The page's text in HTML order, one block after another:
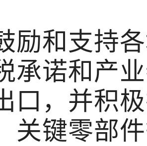
和支持各
承诺和产
口，并积
关键零部